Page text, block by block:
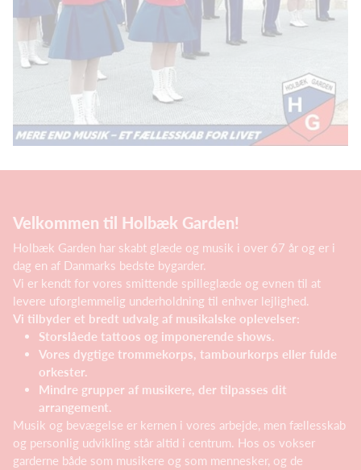
Velkommen til Holbæk Garden!
Holbæk Garden har skabt glæde og musik i over 67 år og er i
dag en af Danmarks bedste bygarder.
Vi er kendt for vores smittende spilleglæde og evnen til at
levere uforglemmelig underholdning til enhver lejlighed.
Vi tilbyder et bredt udvalg af musikalske oplevelser:
Storslåede tattoos og imponerende shows.
Vores dygtige trommekorps, tambourkorps eller fulde
orkester.
Mindre grupper af musikere, der tilpasses dit
arrangement.
Musik og bevægelse er kernen i vores arbejde, men fællesskab
og personlig udvikling står altid i centrum. Hos os vokser
garderne både som musikere og som mennesker, og de